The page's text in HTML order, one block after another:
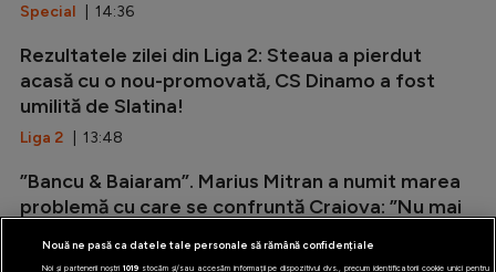
Special | 14:36
Rezultatele zilei din Liga 2: Steaua a pierdut
acasă cu o nou-promovată, CS Dinamo a fost
umilită de Slatina!
Liga 2 | 13:48
”Bancu & Baiaram”. Marius Mitran a numit marea
problemă cu care se confruntă Craiova: ”Nu mai
Editorialisti| 13:07
Nouă ne pasă ca datele tale personale să rămână confidențiale
Noi și partenerii noștri 1019stocăm și/sau accesăm informații pe dispozitivul dvs., precum identificatorii cookie unici pentru